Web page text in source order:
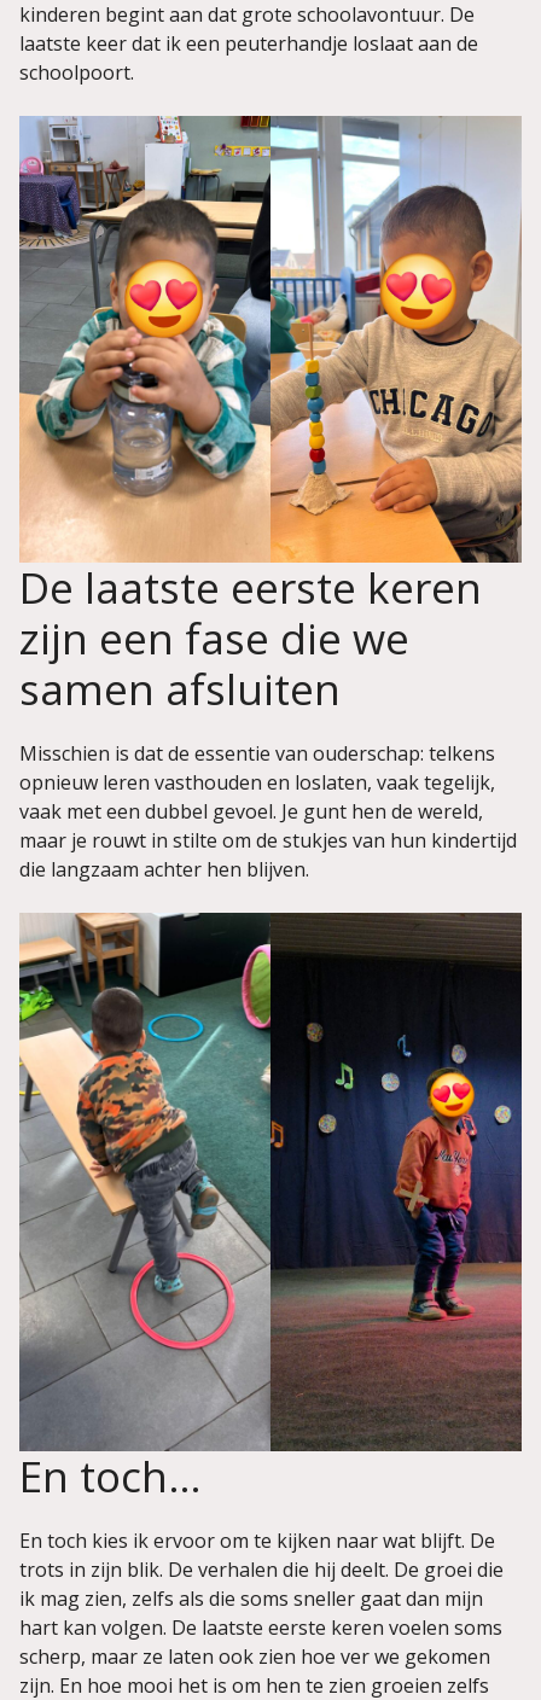
kinderen begint aan dat grote schoolavontuur. De
laatste keer dat ik een peuterhandje loslaat aan de
schoolpoort.
De laatste eerste keren
zijn een fase die we
samen afsluiten
Misschien is dat de essentie van ouderschap: telkens
opnieuw leren vasthouden en loslaten, vaak tegelijk,
vaak met een dubbel gevoel. Je gunt hen de wereld,
maar je rouwt in stilte om de stukjes van hun kindertijd
die langzaam achter hen blijven.
En toch…
En toch kies ik ervoor om te kijken naar wat blijft. De
trots in zijn blik. De verhalen die hij deelt. De groei die
ik mag zien, zelfs als die soms sneller gaat dan mijn
hart kan volgen. De laatste eerste keren voelen soms
scherp, maar ze laten ook zien hoe ver we gekomen
zijn. En hoe mooi het is om hen te zien groeien zelfs